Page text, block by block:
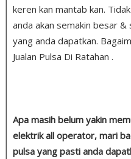
keren kan mantab kan.
anda akan semakin besar
yang anda dapatkan.
Jualan Pulsa Di Ratahan .
Apa masih belum yakin
elektrik all operator, mari
pulsa yang pasti anda